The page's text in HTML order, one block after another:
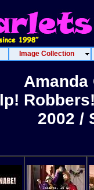
Image Collection
Amanda
2002 /